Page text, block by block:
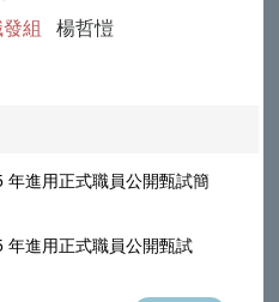
組 楊哲愷
年進用正式職員公開甄試簡
年進用正式職員公開甄試